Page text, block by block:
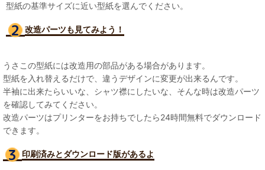
型紙の基準サイズに近い型紙を選んでください。
改造パーツも見てみよう！
うさこの型紙には改造用の部品がある場合があります。
型紙を入れ替えるだけで、違うデザインに変更が出来るんです。
半袖に出来たらいいな、シャツ襟にしたいな、そんな時は改造パーツ
を確認してみてください。
改造パーツはプリンターをお持ちでしたら24時間無料でダウンロード
できます。
印刷済みとダウンロード版があるよ